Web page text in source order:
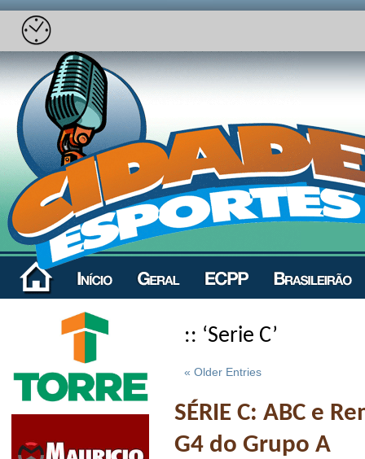
:: ‘Serie C’
« Older Entries
SÉRIE C: ABC e
G4 do Grupo A